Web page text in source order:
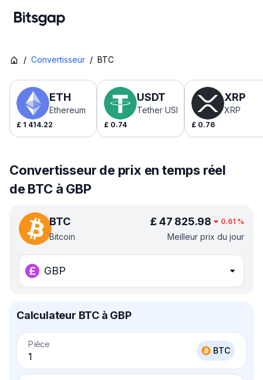
/ Convertisseur / BTC
ETH
Ethereum
£ 1 414.22
USDT
Tether USDt
£ 0.74
XRP
XRP
£ 0.76
Convertisseur de prix en temps réel
de BTC à GBP
BTC
Bitcoin
£47 825.98 0.61 %
Meilleur prix du jour
GBP
Calculateur BTC à GBP
Pièce
BTC